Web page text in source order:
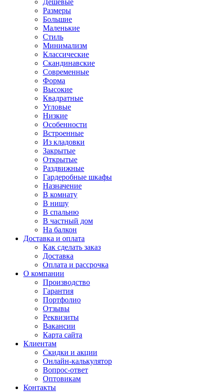
Дешевые
Размеры
Большие
Маленькие
Стиль
Минимализм
Классические
Скандинавские
Современные
Форма
Высокие
Квадратные
Угловые
Низкие
Особенности
Встроенные
Из кладовки
Закрытые
Открытые
Раздвижные
Гардеробные шкафы
Назначение
В комнату
В нишу
В спальню
В частный дом
На балкон
Доставка и оплата
Как сделать заказ
Доставка
Оплата и рассрочка
О компании
Производство
Гарантия
Портфолио
Отзывы
Реквизиты
Вакансии
Карта сайта
Клиентам
Скидки и акции
Онлайн-калькулятор
Вопрос-ответ
Оптовикам
Контакты